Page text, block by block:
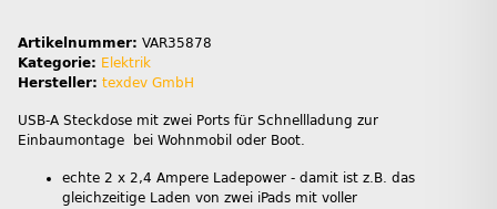
Artikelnummer: VAR35878
Kategorie: Elektrik
Hersteller: texdev GmbH
USB-A Steckdose mit zwei Ports für Schnellladung zur
Einbaumontage bei Wohnmobil oder Boot.
echte 2 x 2,4 Ampere Ladepower - damit ist z.B. das
gleichzeitige Laden von zwei iPads mit voller